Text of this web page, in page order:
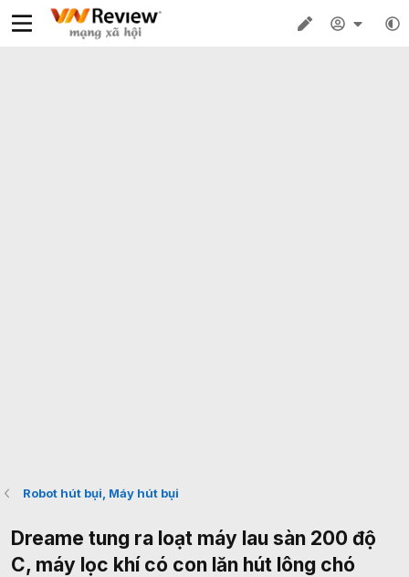
Robot hút bụi, Máy hút bụi
Dreame tung ra loạt máy lau sàn 200 độ
C, máy lọc khí có con lăn hút lông chó